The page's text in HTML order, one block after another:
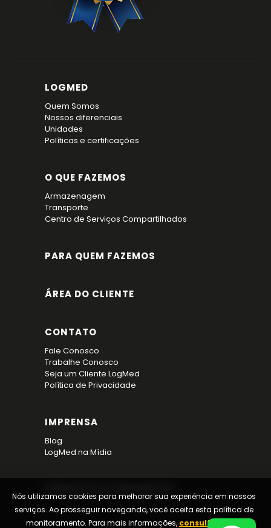
LOGMED
Quem Somos
Nossos diferenciais
Unidades
Políticas e certificações
O QUE FAZEMOS
Armazenagem
Transporte
Centro de Serviços Compartilhados
PARA QUEM FAZEMOS
ÁREA DO CLIENTE
CONTATO
Fale Conosco
Trabalhe Conosco
Seja um Cliente LogMed
Política de Privacidade
IMPRENSA
Blog
LogMed na Mídia
Nós utilizamos cookies para melhorar sua experiência em nossos
serviços. Ao prosseguir navegando, você aceita esta política de
monitoramento. Para mais informações, consulte nossa